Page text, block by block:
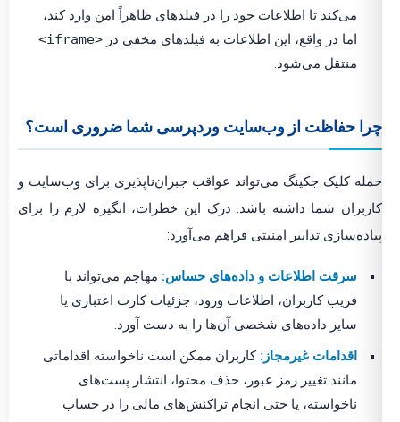
می‌کند تا اطلاعات خود را در فیلدهای ظاهراً امن وارد کند،
اما در واقع، این اطلاعات به فیلدهای مخفی در <iframe>
منتقل می‌شود.
حفاظت از وب‌سایت وردپرسی شما ضروری است؟
کلیک جکینگ می‌تواند عواقب جبران‌ناپذیری برای وب‌سایت و
شما داشته باشد. درک این خطرات، انگیزه لازم را برای
تدابیر امنیتی فراهم می‌آورد:
سرقت اطلاعات و داده‌های حساس:مهاجم می‌تواند با
فریب کاربران، اطلاعات ورود، جزئیات کارت اعتباری یا
سایر داده‌های شخصی آن‌ها را به دست آورد.
اقدامات غیرمجاز:کاربران ممکن است ناخواسته اقداماتی
مانند تغییر رمز عبور، حذف محتوا، انتشار پست‌های
ناخواسته، یا حتی انجام تراکنش‌های مالی را در حساب